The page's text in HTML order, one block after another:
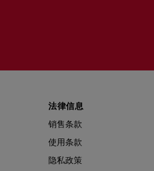
法律信息
销售条款
使用条款
隐私政策